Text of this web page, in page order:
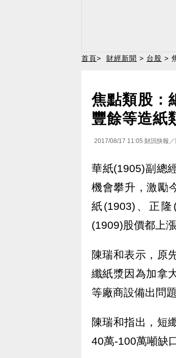
首頁> 財經新聞 > 台股 >
焦點類股：
豐餘等造紙
2017/08/17 11:05 財訊快報
華紙(1905)副總
機會攀升，激勵
紙(1903)、正
(1909)股價都上
陳瑞和表示，原
纖紙漿因為加拿
等廠商設備出問
陳瑞和指出，短
40萬-100萬噸缺